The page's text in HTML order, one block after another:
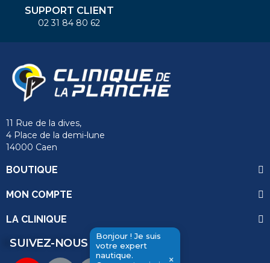
Bonjour ! Je suis
votre expert
nautique.
×
SUPPORT CLIENT
02 31 84 80 62
11 Rue de la dives,
4 Place de la demi-lune
14000 Caen
BOUTIQUE
MON COMPTE
LA CLINIQUE
SUIVEZ-NOUS